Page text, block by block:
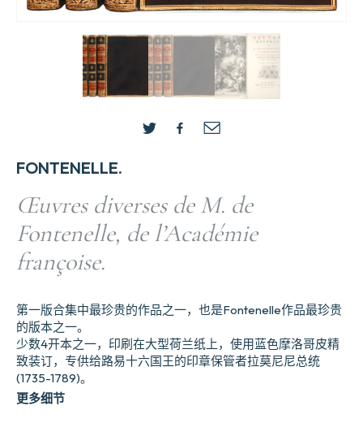
FONTENELLE.
Œuvres diverses de M. de
Fontenelle, de l’Académie
françoise.
第一版合集中最珍贵的作品之一，也是Fontenelle作品最珍贵
的版本之一。
少数4开本之一，印刷在大型荷兰纸上，使用蓝色摩洛哥皮精
致装订，专供给路易十六国王的印章保管者拉莫尼尼总统
(1735-1789)。
更多细节